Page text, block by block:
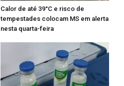
Calor de até 39°C e risco de
tempestades colocam MS em alerta
nesta quarta-feira